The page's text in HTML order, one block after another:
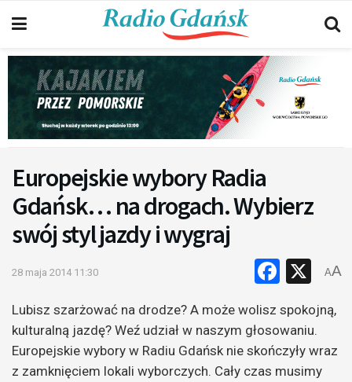
Europejskie wybory Radia
Gdańsk… na drogach. Wybierz
swój styl jazdy i wygraj
28 maja 2014 11:30 X
AA
Lubisz szarżować na drodze? A może wolisz spokojną,
kulturalną jazdę? Weź udział w naszym głosowaniu.
Europejskie wybory w Radiu Gdańsk nie skończyły wraz
z zamknięciem lokali wyborczych. Cały czas musimy